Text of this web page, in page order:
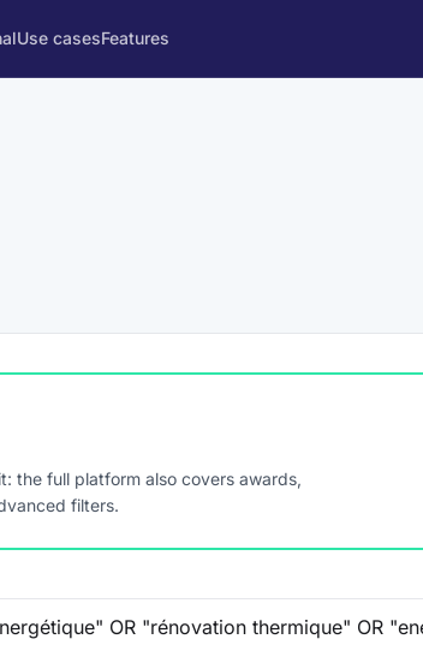
Use casesFeatures
the full platform also covers awards,
filters.